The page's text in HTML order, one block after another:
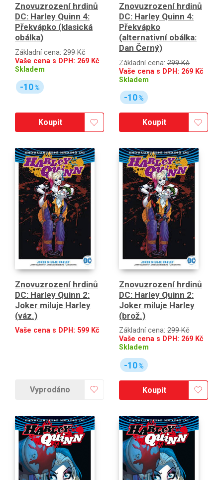
Znovuzrození hrdinů
DC: Harley Quinn 4:
Překvápko (klasická
obálka)
Základní cena: 299 Kč
Vaše cena s DPH: 269 Kč
Skladem
-10%
Koupit
Znovuzrození hrdinů
DC: Harley Quinn 4:
Překvápko
(alternativní obálka:
Dan Černý)
Základní cena: 299 Kč
Vaše cena s DPH: 269 Kč
Skladem
-10%
Koupit
Znovuzrození hrdinů
DC: Harley Quinn 2:
Joker miluje Harley
(váz.)
Vaše cena s DPH: 599 Kč
Vyprodáno
Znovuzrození hrdinů
DC: Harley Quinn 2:
Joker miluje Harley
(brož.)
Základní cena: 299 Kč
Vaše cena s DPH: 269 Kč
Skladem
-10%
Koupit